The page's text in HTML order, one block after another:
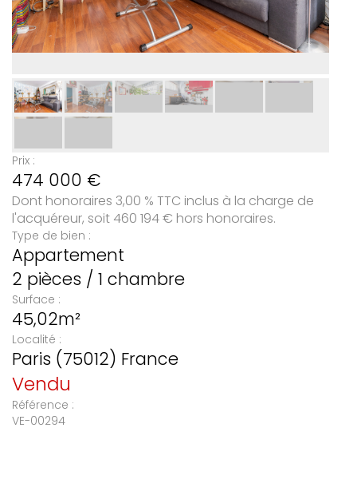
Prix :
474 000 €
Dont honoraires 3,00 % TTC inclus à la charge de
l'acquéreur, soit 460 194 € hors honoraires.
Type de bien :
Appartement
2 pièces / 1 chambre
Surface :
45,02m²
Localité :
Paris (75012) France
Vendu
Référence :
VE-00294